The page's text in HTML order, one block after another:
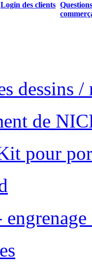
Login des clients
dessins /
de
pour